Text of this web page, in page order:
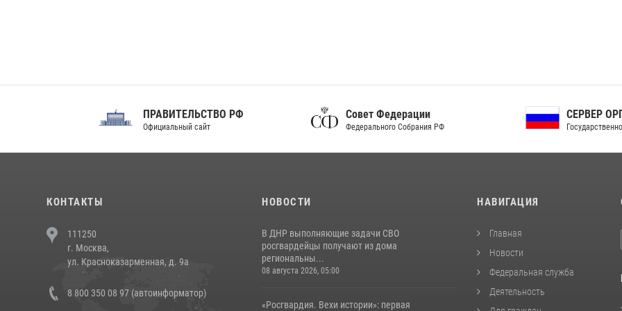
ПРАВИТЕЛЬСТВО РФ
Официальный сайт
Совет Федерации
Федерального Собрания РФ
СЕРВЕР ОРГАНОВ
Государственной власти РФ
КОНТАКТЫ
111250
г. Москва,
ул. Красноказарменная, д. 9а
8 800 350 08 97 (автоинформатор)
НОВОСТИ
В ДНР выполняющие задачи СВО
росгвардейцы получают из дома
региональны...
08 августа 2026, 05:00
«Росгвардия. Вехи истории»: первая
НАВИГАЦИЯ
Главная
Новости
Федеральная служба
Деятельность